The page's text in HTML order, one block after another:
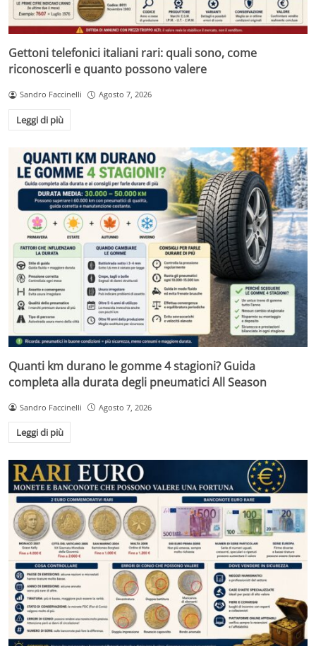
Gettoni telefonici italiani rari: quali sono, come
riconoscerli e quanto possono valere
Sandro Faccinelli Agosto 7, 2026
Leggi di più
Quanti km durano le gomme 4 stagioni? Guida
completa alla durata degli pneumatici All Season
Sandro Faccinelli Agosto 7, 2026
Leggi di più